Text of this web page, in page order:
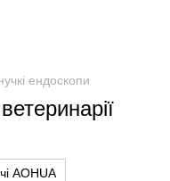
ендоскопи
AOHUA